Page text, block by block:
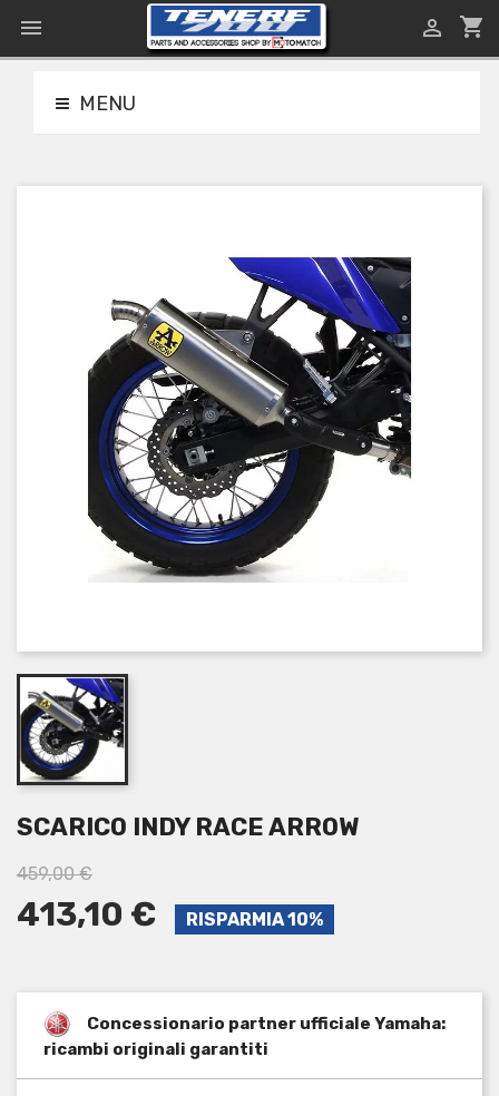
 shopping_cart

MENU
SCARICO INDY RACE ARROW
459,00 €
413,10 € RISPARMIA 10%
Concessionario partner ufficiale Yamaha:
ricambi originali garantiti